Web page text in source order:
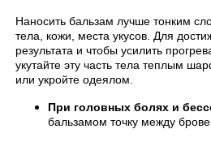
Наносить бальзам лучше тонким
тела, кожи, места укусов. Для
результата и чтобы усилить
укутайте эту часть тела теплым
или укройте одеялом.
При головных болях и
бальзамом точку между